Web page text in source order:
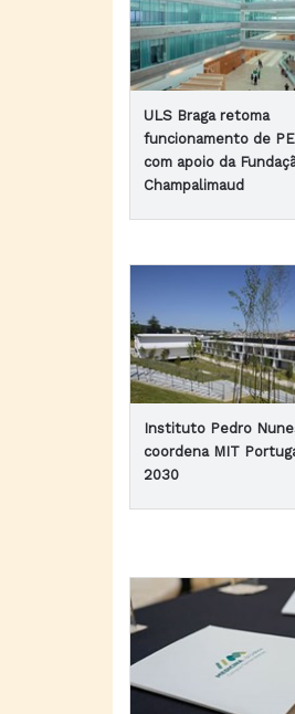
ULS Braga retoma
funcionamento de
com apoio da
Champalimaud
Instituto Pedro
coordena MIT
2030